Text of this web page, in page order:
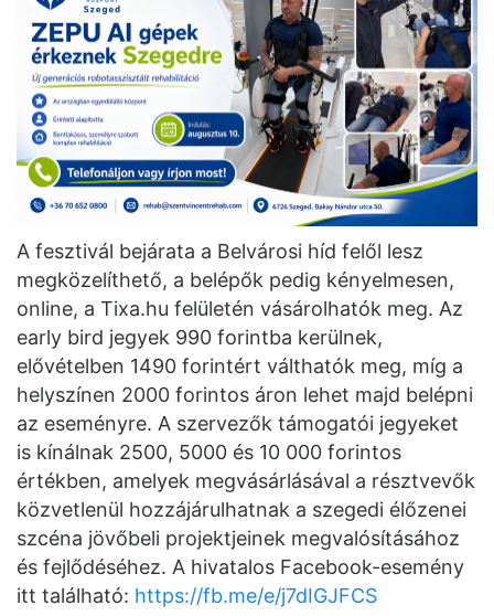
A fesztivál bejárata a Belvárosi híd felől lesz
megközelíthető, a belépők pedig kényelmesen,
online, a Tixa.hu felületén vásárolhatók meg. Az
early bird jegyek 990 forintba kerülnek,
elővételben 1490 forintért válthatók meg, míg a
helyszínen 2000 forintos áron lehet majd belépni
az eseményre. A szervezők támogatói jegyeket
is kínálnak 2500, 5000 és 10 000 forintos
értékben, amelyek megvásárlásával a résztvevők
közvetlenül hozzájárulhatnak a szegedi élőzenei
szcéna jövőbeli projektjeinek megvalósításához
és fejlődéséhez. A hivatalos Facebook-esemény
itt található: https://fb.me/e/j7dIGJFCS